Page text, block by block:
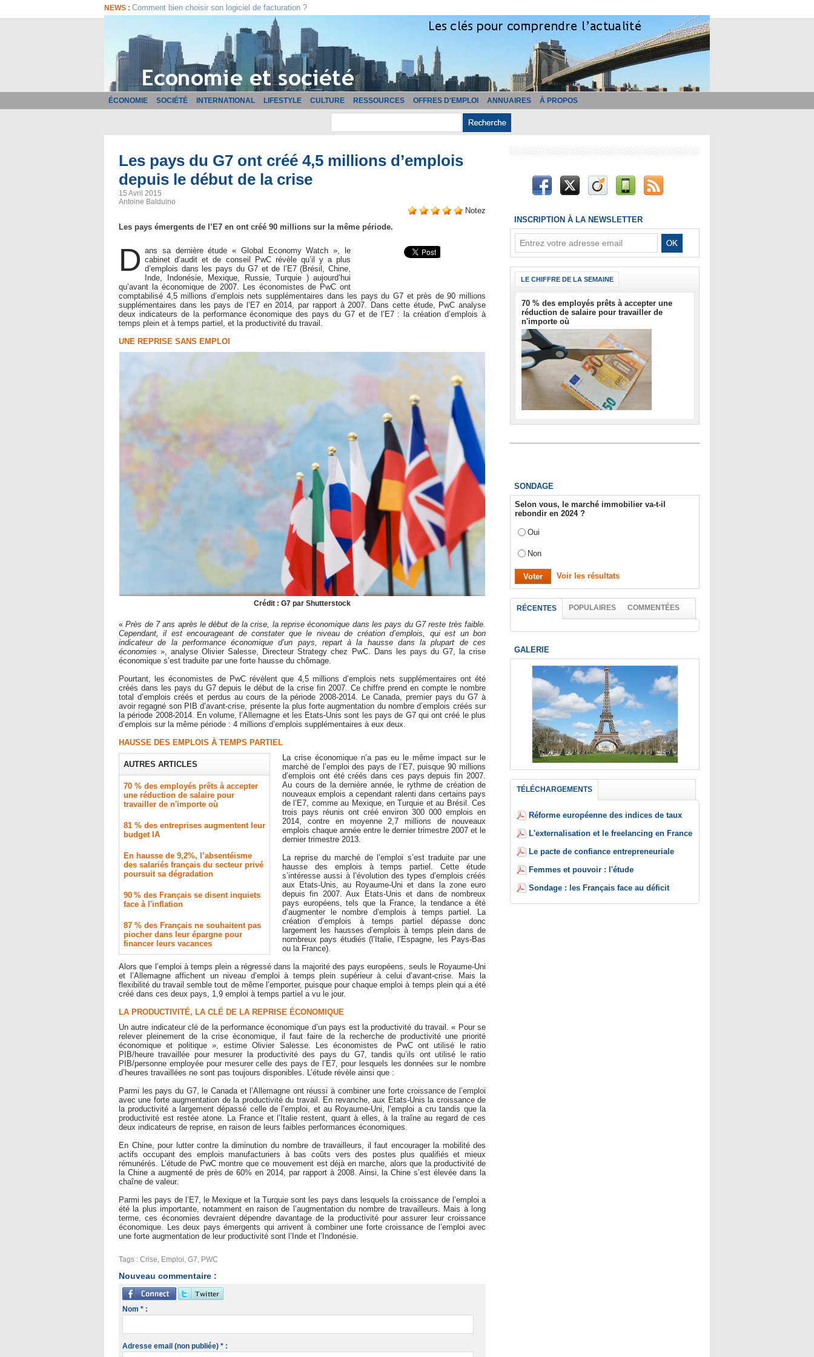
NEWS : Comment bien choisir son logiciel de facturation ?
ÉCONOMIE SOCIÉTÉ INTERNATIONAL LIFESTYLE CULTURE RESSOURCES OFFRES D'EMPLOI ANNUAIRES À PROPOS
Les pays du G7 ont créé 4,5 millions d’emplois
depuis le début de la crise
15 Avril 2015
Antoine Balduino
Notez
Les pays émergents de l’E7 en ont créé 90 millions sur la même période.
D ans sa dernière étude « Global Economy Watch », le
cabinet d’audit et de conseil PwC révèle qu’il y a plus
d’emplois dans les pays du G7 et de l’E7 (Brésil, Chine,
Inde, Indonésie, Mexique, Russie, Turquie ) aujourd’hui
qu’avant la économique de 2007. Les économistes de PwC ont
comptabilisé 4,5 millions d’emplois nets supplémentaires dans les pays du G7 et près de 90 millions
supplémentaires dans les pays de l’E7 en 2014, par rapport à 2007. Dans cette étude, PwC analyse
deux indicateurs de la performance économique des pays du G7 et de l’E7 : la création d’emplois à
temps plein et à temps partiel, et la productivité du travail.
UNE REPRISE SANS EMPLOI
Crédit : G7 par Shutterstock
«Près de 7 ans après le début de la crise, la reprise économique dans les pays du G7 reste très faible.
Cependant, il est encourageant de constater que le niveau de création d’emplois, qui est un bon
indicateur de la performance économique d’un pays, repart à la hausse dans la plupart de ces
économies», analyse Olivier Salesse, Directeur Strategy chez PwC. Dans les pays du G7, la crise
économique s’est traduite par une forte hausse du chômage.
Pourtant, les économistes de PwC révèlent que 4,5 millions d’emplois nets supplémentaires ont été
créés dans les pays du G7 depuis le début de la crise fin 2007. Ce chiffre prend en compte le nombre
total d’emplois créés et perdus au cours de la période 2008-2014. Le Canada, premier pays du G7 à
avoir regagné son PIB d’avant-crise, présente la plus forte augmentation du nombre d’emplois créés sur
la période 2008-2014. En volume, l’Allemagne et les Etats-Unis sont les pays de G7 qui ont créé le plus
d’emplois sur la même période : 4 millions d’emplois supplémentaires à eux deux.
HAUSSE DES EMPLOIS À TEMPS PARTIEL
AUTRES ARTICLES
70 % des employés prêts à accepter
une réduction de salaire pour
travailler de n'importe où
81 % des entreprises augmentent leur
budget IA
En hausse de 9,2%, l’absentéisme
des salariés français du secteur privé
poursuit sa dégradation
90 % des Français se disent inquiets
face à l'inflation
87 % des Français ne souhaitent pas
piocher dans leur épargne pour
financer leurs vacances
La crise économique n’a pas eu le même impact sur le
marché de l’emploi des pays de l’E7, puisque 90 millions
d’emplois ont été créés dans ces pays depuis fin 2007.
Au cours de la dernière année, le rythme de création de
nouveaux emplois a cependant ralenti dans certains pays
de l’E7, comme au Mexique, en Turquie et au Brésil. Ces
trois pays réunis ont créé environ 300 000 emplois en
2014, contre en moyenne 2,7 millions de nouveaux
emplois chaque année entre le dernier trimestre 2007 et le
dernier trimestre 2013.
La reprise du marché de l’emploi s’est traduite par une
hausse des emplois à temps partiel. Cette étude
s’intéresse aussi à l’évolution des types d’emplois créés
aux Etats-Unis, au Royaume-Uni et dans la zone euro
depuis fin 2007. Aux Etats-Unis et dans de nombreux
pays européens, tels que la France, la tendance a été
d’augmenter le nombre d’emplois à temps partiel. La
création d’emplois à temps partiel dépasse donc
largement les hausses d’emplois à temps plein dans de
nombreux pays étudiés (l’Italie, l’Espagne, les Pays-Bas
ou la France).
Alors que l’emploi à temps plein a régressé dans la majorité des pays européens, seuls le Royaume-Uni
et l’Allemagne affichent un niveau d’emploi à temps plein supérieur à celui d’avant-crise. Mais la
flexibilité du travail semble tout de même l’emporter, puisque pour chaque emploi à temps plein qui a été
créé dans ces deux pays, 1,9 emploi à temps partiel a vu le jour.
LA PRODUCTIVITÉ, LA CLÉ DE LA REPRISE ÉCONOMIQUE
Un autre indicateur clé de la performance économique d’un pays est la productivité du travail. « Pour se
relever pleinement de la crise économique, il faut faire de la recherche de productivité une priorité
économique et politique », estime Olivier Salesse. Les économistes de PwC ont utilisé le ratio
PIB/heure travaillée pour mesurer la productivité des pays du G7, tandis qu’ils ont utilisé le ratio
PIB/personne employée pour mesurer celle des pays de l’E7, pour lesquels les données sur le nombre
d’heures travaillées ne sont pas toujours disponibles. L’étude révèle ainsi que :
Parmi les pays du G7, le Canada et l’Allemagne ont réussi à combiner une forte croissance de l’emploi
avec une forte augmentation de la productivité du travail. En revanche, aux Etats-Unis la croissance de
la productivité a largement dépassé celle de l’emploi, et au Royaume-Uni, l’emploi a cru tandis que la
productivité est restée atone. La France et l’Italie restent, quant à elles, à la traîne au regard de ces
deux indicateurs de reprise, en raison de leurs faibles performances économiques.
En Chine, pour lutter contre la diminution du nombre de travailleurs, il faut encourager la mobilité des
actifs occupant des emplois manufacturiers à bas coûts vers des postes plus qualifiés et mieux
rémunérés. L’étude de PwC montre que ce mouvement est déjà en marche, alors que la productivité de
la Chine a augmenté de près de 60% en 2014, par rapport à 2008. Ainsi, la Chine s’est élevée dans la
chaîne de valeur.
Parmi les pays de l’E7, le Mexique et la Turquie sont les pays dans lesquels la croissance de l’emploi a
été la plus importante, notamment en raison de l’augmentation du nombre de travailleurs. Mais à long
terme, ces économies devraient dépendre davantage de la productivité pour assurer leur croissance
économique. Les deux pays émergents qui arrivent à combiner une forte croissance de l’emploi avec
une forte augmentation de leur productivité sont l’Inde et l’Indonésie.
Tags : Crise, Emploi, G7, PWC
Nouveau commentaire :
Nom * :
Adresse email (non publiée) * :
INSCRIPTION À LA NEWSLETTER
LE CHIFFRE DE LA SEMAINE
70 % des employés prêts à accepter une
réduction de salaire pour travailler de
n'importe où
SONDAGE
Selon vous, le marché immobilier va-t-il
rebondir en 2024 ?
Oui
Non
Voir les résultats
RÉCENTES POPULAIRES COMMENTÉES
GALERIE
TÉLÉCHARGEMENTS
Réforme européenne des indices de taux
L'externalisation et le freelancing en France
Le pacte de confiance entrepreneuriale
Femmes et pouvoir : l'étude
Sondage : les Français face au déficit